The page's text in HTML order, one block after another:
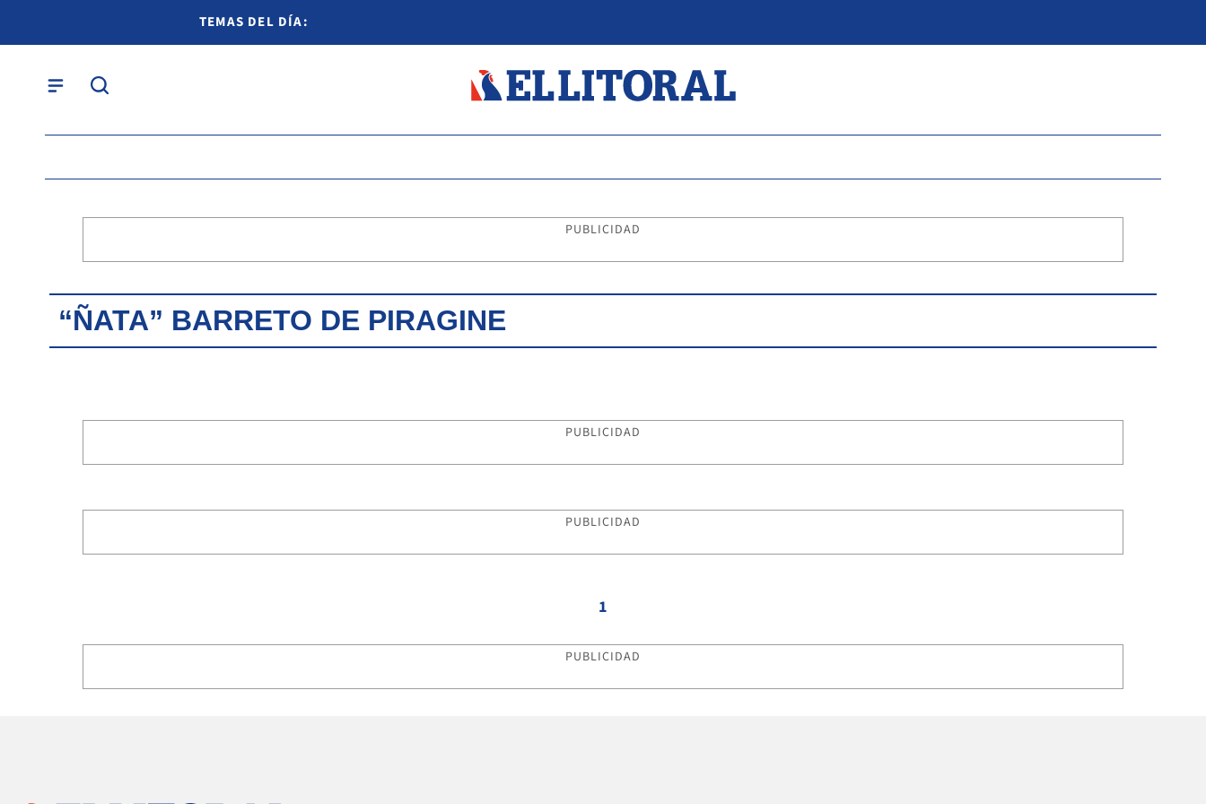
TEMAS DEL DÍA:
PUBLICIDAD
“ÑATA” BARRETO DE PIRAGINE
PUBLICIDAD
PUBLICIDAD
1
PUBLICIDAD